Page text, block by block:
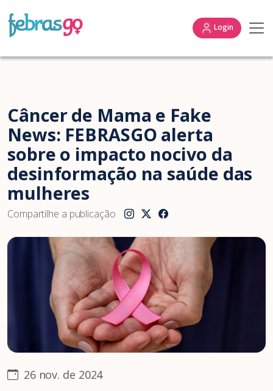
Login
Câncer de Mama e Fake
News: FEBRASGO alerta
sobre o impacto nocivo da
desinformação na saúde das
mulheres
Compartilhe a publicação
26 nov. de 2024